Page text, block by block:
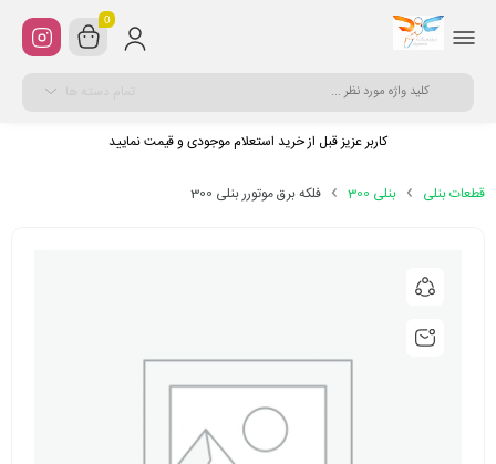
0
کاربر عزیز قبل از خرید استعلام موجودی و قیمت نمایید
قطعات بنلی بنلی 300 فلکه برق موتورر بنلی 300